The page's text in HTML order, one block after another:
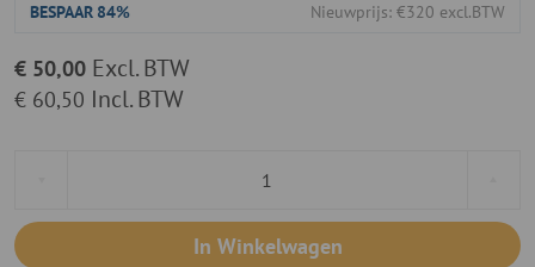
BESPAAR 84% Nieuwprijs: €320 excl.BTW
€ 60,50 Incl. BTW
€ 50,00 Excl. BTW
In Winkelwagen